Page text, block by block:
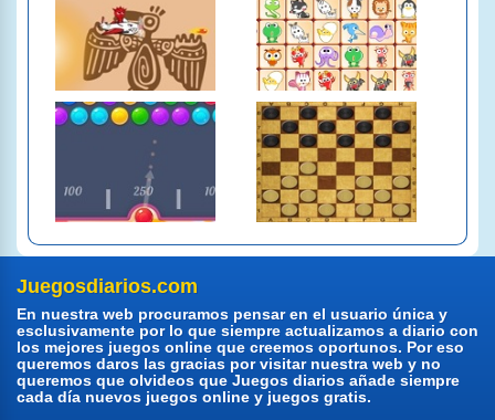
Juegosdiarios.com
En nuestra web procuramos pensar en el usuario única y
esclusivamente por lo que siempre actualizamos a diario con
los mejores juegos online que creemos oportunos. Por eso
queremos daros las gracias por visitar nuestra web y no
queremos que olvideos que Juegos diarios añade siempre
cada día nuevos juegos online y juegos gratis.